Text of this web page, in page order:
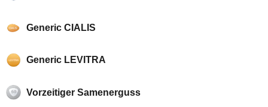
Generic CIALIS
Generic LEVITRA
Vorzeitiger Samenerguss